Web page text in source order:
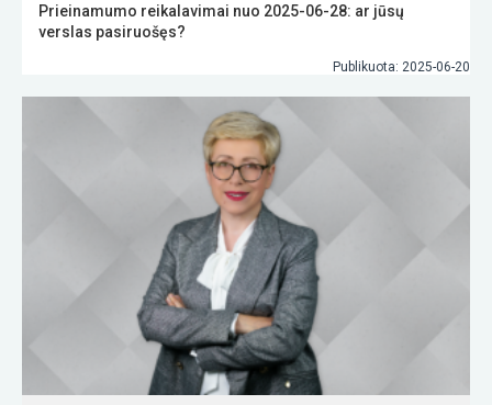
Prieinamumo reikalavimai nuo 2025-06-28: ar jūsų
verslas pasiruošęs?
Publikuota: 2025-06-20